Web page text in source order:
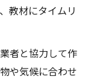
教材にタイムリ
者と協力して作
や気候に合わせ